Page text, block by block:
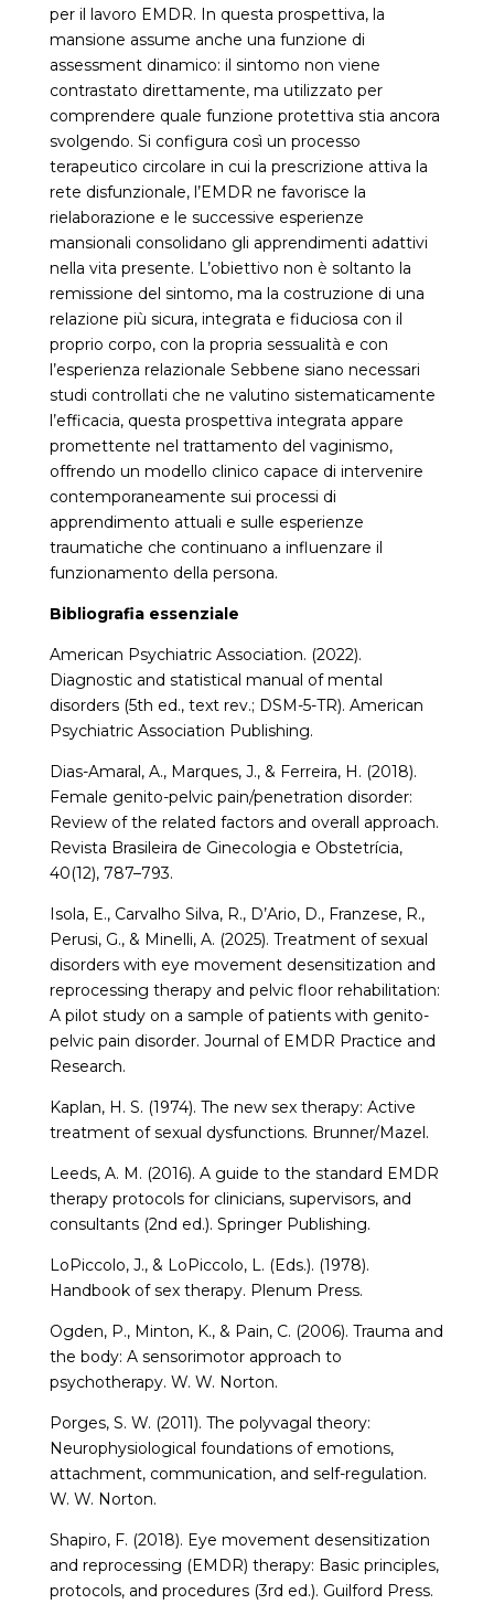
per il lavoro EMDR. In questa prospettiva, la
mansione assume anche una funzione di
assessment dinamico: il sintomo non viene
contrastato direttamente, ma utilizzato per
comprendere quale funzione protettiva stia ancora
svolgendo. Si configura così un processo
terapeutico circolare in cui la prescrizione attiva la
rete disfunzionale, l’EMDR ne favorisce la
rielaborazione e le successive esperienze
mansionali consolidano gli apprendimenti adattivi
nella vita presente. L’obiettivo non è soltanto la
remissione del sintomo, ma la costruzione di una
relazione più sicura, integrata e fiduciosa con il
proprio corpo, con la propria sessualità e con
l’esperienza relazionale Sebbene siano necessari
studi controllati che ne valutino sistematicamente
l’efficacia, questa prospettiva integrata appare
promettente nel trattamento del vaginismo,
offrendo un modello clinico capace di intervenire
contemporaneamente sui processi di
apprendimento attuali e sulle esperienze
traumatiche che continuano a influenzare il
funzionamento della persona.
Bibliografia essenziale
American Psychiatric Association. (2022).
Diagnostic and statistical manual of mental
disorders (5th ed., text rev.; DSM-5-TR). American
Psychiatric Association Publishing.
Dias-Amaral, A., Marques, J., & Ferreira, H. (2018).
Female genito-pelvic pain/penetration disorder:
Review of the related factors and overall approach.
Revista Brasileira de Ginecologia e Obstetrícia,
40(12), 787–793.
Isola, E., Carvalho Silva, R., D’Ario, D., Franzese, R.,
Perusi, G., & Minelli, A. (2025). Treatment of sexual
disorders with eye movement desensitization and
reprocessing therapy and pelvic floor rehabilitation:
A pilot study on a sample of patients with genito-
pelvic pain disorder. Journal of EMDR Practice and
Research.
Kaplan, H. S. (1974). The new sex therapy: Active
treatment of sexual dysfunctions. Brunner/Mazel.
Leeds, A. M. (2016). A guide to the standard EMDR
therapy protocols for clinicians, supervisors, and
consultants (2nd ed.). Springer Publishing.
LoPiccolo, J., & LoPiccolo, L. (Eds.). (1978).
Handbook of sex therapy. Plenum Press.
Ogden, P., Minton, K., & Pain, C. (2006). Trauma and
the body: A sensorimotor approach to
psychotherapy. W. W. Norton.
Porges, S. W. (2011). The polyvagal theory:
Neurophysiological foundations of emotions,
attachment, communication, and self-regulation.
W. W. Norton.
Shapiro, F. (2018). Eye movement desensitization
and reprocessing (EMDR) therapy: Basic principles,
protocols, and procedures (3rd ed.). Guilford Press.